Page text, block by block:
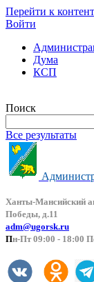
Перейти к
Войти
Дума
КСП
Поиск
Все результаты
Ханты-Мансийский
Победы, д.11
adm@ugorsk.ru
Пн-Пт 09:00 - 18:00